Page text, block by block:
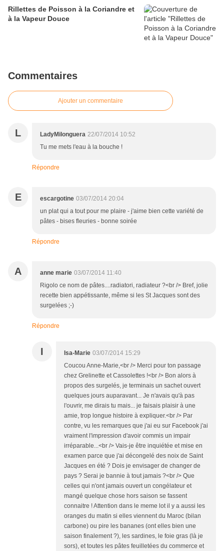
Rillettes de Poisson à la Coriandre et
à la Vapeur Douce
Commentaires
Ajouter un commentaire
L LadyMilonguera 22/07/2014 10:52
Tu me mets l'eau à la bouche !
Répondre
E escargotine 03/07/2014 20:04
un plat qui a tout pour me plaire - j'aime bien cette variété de
pâtes - bises fleuries - bonne soirée
Répondre
A anne marie 03/07/2014 11:40
Rigolo ce nom de pâtes....radiatori, radiateur ?<br /> Bref, jolie
recette bien appétissante, même si les St Jacques sont des
surgelées ;-)
Répondre
I Isa-Marie 03/07/2014 15:29
Coucou Anne-Marie,<br /> Merci pour ton passage
chez Grelinette et Cassolettes !<br /> Bon alors à
propos des surgelés, je terminais un sachet ouvert
quelques jours auparavant... Je n'avais qu'à pas
l'ouvrir, me dirais tu mais... je faisais plaisir à une
amie, trop longue histoire à expliquer.<br /> Par
contre, vu les remarques que j'ai eu sur Facebook j'ai
vraiment l'impression d'avoir commis un impair
irréparable...<br /> Vais-je être inquiétée et mise en
examen parce que j'ai décongelé des noix de Saint
Jacques en été ? Dois je envisager de changer de
pays ? Serai je bannie à tout jamais ?<br /> Que
celles qui n'ont jamais ouvert un congélateur et
mangé quelque chose hors saison se fassent
connaitre ! Attention dans le meme lot il y a aussi les
oranges du matin si elles viennent du Maroc (bilan
carbone) ou pire les bananes (ont elles bien une
saison finalement ?), les sardines, le foie gras (là je
sors), et toutes les pâtes feuilletées du commerce et